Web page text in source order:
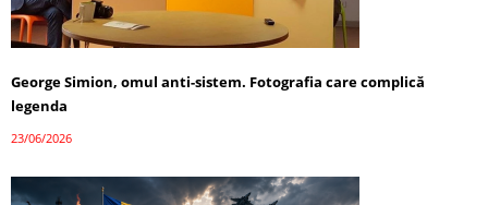
George Simion, omul anti-sistem. Fotografia care complică
legenda
23/06/2026